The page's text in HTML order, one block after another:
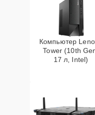
Компьютер
Tower (10th
17 л, Intel)